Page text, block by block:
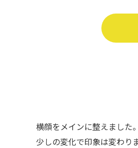
仙台
福岡
横顔をメインに整えました。
少しの変化で印象は変わりま